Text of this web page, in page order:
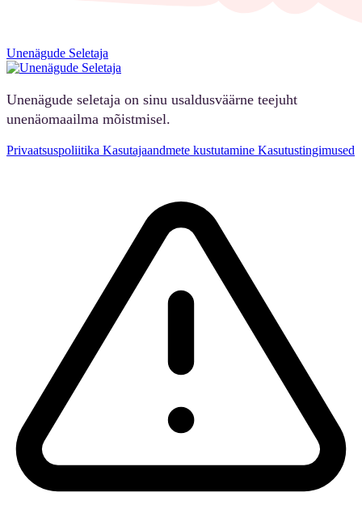
Unenägude Seletaja
Unenägude seletaja on sinu usaldusväärne teejuht
unenäomaailma mõistmisel.
Privaatsuspoliitika Kasutajaandmete kustutamine Kasutustingimused